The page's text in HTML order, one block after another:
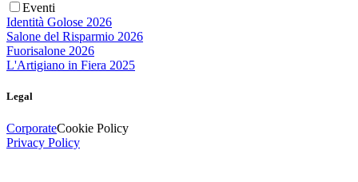
Eventi
Identità Golose 2026
Salone del Risparmio 2026
Fuorisalone 2026
L'Artigiano in Fiera 2025
Legal
CorporateCookie Policy
Privacy Policy